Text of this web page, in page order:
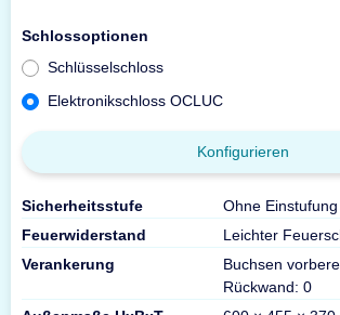
Schlossoptionen
Schlüsselschloss
Elektronikschloss OCLUC
Konfigurieren
Sicherheitsstufe
Ohne Einstufung
Feuerwiderstand
Leichter
Verankerung
Buchsen
Rückwand: 0